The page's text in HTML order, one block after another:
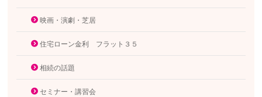
映画・演劇・芝居
住宅ローン金利 フラット３５
相続の話題
セミナー・講習会